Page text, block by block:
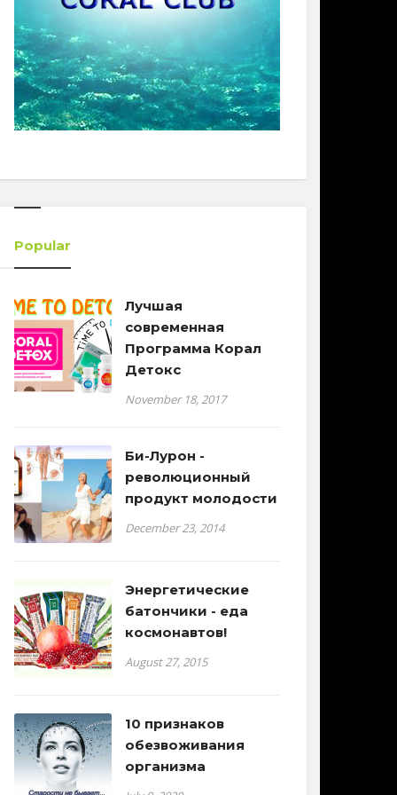
Popular
Лучшая
современная
Программа Корал
Детокс
November 18, 2017
Би-Лурон -
революционный
продукт молодости
December 23, 2014
Энергетические
батончики - еда
космонавтов!
August 27, 2015
10 признаков
обезвоживания
организма